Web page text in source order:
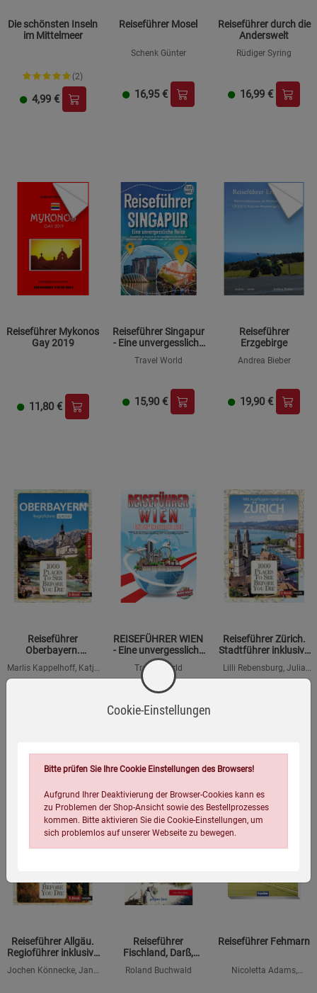
Die schönsten Inseln
im Mittelmeer
(2)
4,99 €
Reiseführer Mosel
Schenk Günter
16,95 €
Reiseführer durch die
Anderswelt
Rüdiger Syring
16,99 €
Reiseführer Mykonos
Gay 2019
11,80 €
Reiseführer Singapur
- Eine unvergessliche
alle Traumorte und
und erleben Sie
Kulinari...
Travel World
15,90 €
Reiseführer
Erzgebirge
Andrea Bieber
19,90 €
Reiseführer
Oberbayern.
EBuch. Ausflugsziele,
Sehenswürdigkeiten,
Marlis Kappelhoff, Katja
Wegener
REISEFÜHRER WIEN
- Eine unvergessliche
Reise: Erkunden Sie
alle Traumorte und
Sehenswürdigkeiten
und erleben Sie
kulinarische...
Travel World
15,90 €
Reiseführer Zürich.
Stadtführer inklusive
Ausflugsziele,
Sehenswürdigkeiten,
Lilli Rebensburg, Julia
Rotter
Reiseführer Allgäu.
Regioführer inklusive
Sehenswürdigkeiten,
Jochen Könnecke, Jana
Reiseführer
Fischland, Darß,
Roland Buchwald
Reiseführer Fehmarn
Nicoletta Adams,
Cookie-Einstellungen
Bitte prüfen Sie Ihre Cookie Einstellungen des Browsers!
Aufgrund Ihrer Deaktivierung der Browser-Cookies kann es
zu Problemen der Shop-Ansicht sowie des Bestellprozesses
kommen. Bitte aktivieren Sie die Cookie-Einstellungen, um
sich problemlos auf unserer Webseite zu bewegen.
Einstellungen speichern für die GruppeEinstellungen speichern für die Gruppe